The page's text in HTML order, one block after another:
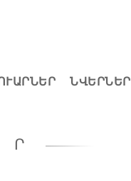
ՆՎԵՐՆԵՐ